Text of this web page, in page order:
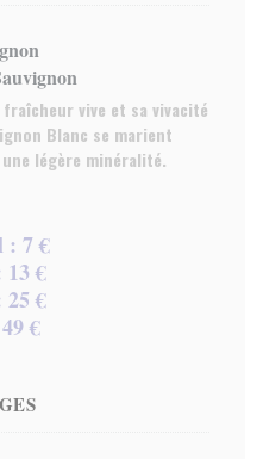
fraîcheur vive et sa vivacité
Blanc se marient
légère minéralité.
: 7 €
13 €
25 €
€